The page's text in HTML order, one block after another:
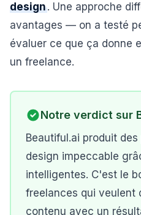
design. Une approche
avantages — on a testé
évaluer ce que ça donne
un freelance.
Notre verdict sur
Beautiful.ai produit
design impeccable
intelligentes. C'est le
freelances qui veulent
contenu avec un